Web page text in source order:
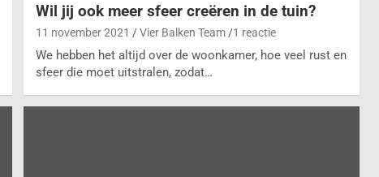
Wil jij ook meer sfeer creëren in de tuin?
11 november 2021 Vier Balken Team 1 reactie
We hebben het altijd over de woonkamer, hoe veel rust en
sfeer die moet uitstralen, zodat…